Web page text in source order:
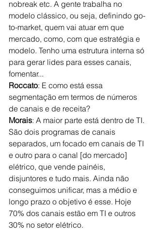
nobreak etc. A gente trabalha no
modelo clássico, ou seja, definindo go-
to-market, quem vai atuar em que
mercado, como, com que estratégia e
modelo. Tenho uma estrutura interna só
para gerar lides para esses canais,
fomentar...
Roccato: E como está essa
segmentação em termos de números
de canais e de receita?
Morais: A maior parte está dentro de TI.
São dois programas de canais
separados, um focado em canais de TI
e outro para o canal [do mercado]
elétrico, que vende painéis,
disjuntores e tudo mais. Ainda não
conseguimos unificar, mas a médio e
longo prazo o objetivo é esse. Hoje
70% dos canais estão em TI e outros
30% no setor elétrico.